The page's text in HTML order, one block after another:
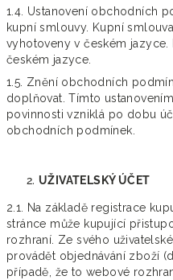
1.4. Ustanovení obchodních
kupní smlouvy. Kupní
vyhotoveny v českém
českém jazyce.
1.5. Znění obchodních
doplňovat. Tímto
povinnosti vzniklá po dobu
obchodních podmínek.
UŽIVATELSKÝ ÚČET
2.1. Na základě registrace
stránce může kupující
rozhraní. Ze svého
provádět objednávání zboží
případě, že to webové